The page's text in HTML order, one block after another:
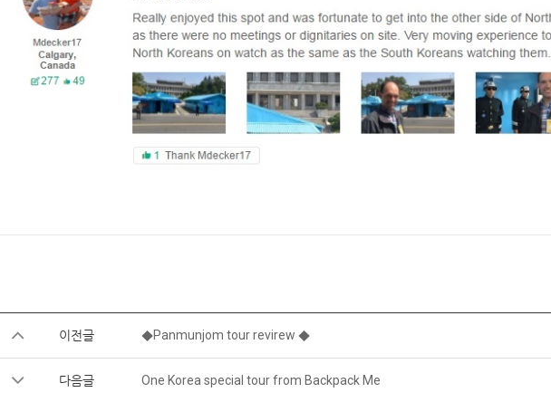
이전글 ◆Panmunjom tour revirew ◆
다음글 One Korea special tour from Backpack Me